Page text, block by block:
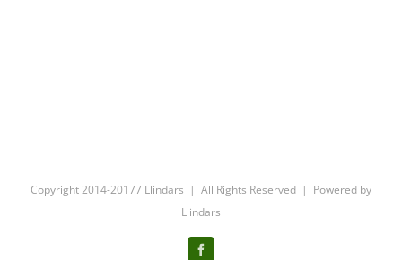
Copyright 2014-20177 Llindars | All Rights Reserved | Powered by
Llindars
Facebook